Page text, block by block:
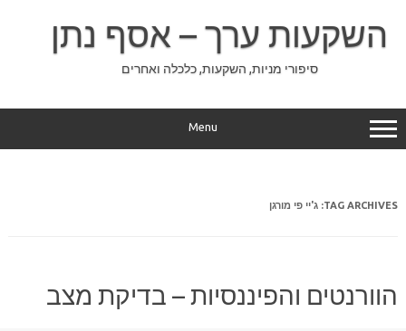
השקעות ערך – אסף נתן
סיפורי מניות, השקעות, כלכלה ואחרים
Menu
TAG ARCHIVES: ג'יי פי מורגן
הוורנטים והפיננסיות – בדיקת מצב